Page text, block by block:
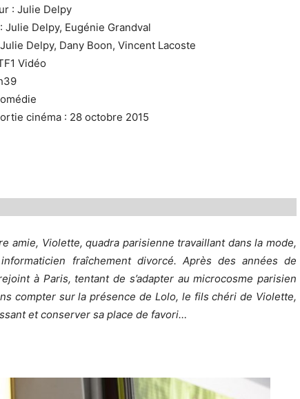
: Julie Delpy
Julie Delpy, Eugénie Grandval
Delpy, Dany Boon, Vincent Lacoste
Vidéo
cinéma : 28 octobre 2015
amie, Violette, quadra parisienne travaillant dans la mode,
fraîchement divorcé. Après des années de
à Paris, tentant de s’adapter au microcosme parisien
compter sur la présence de Lolo, le fils chéri de Violette,
et conserver sa place de favori…